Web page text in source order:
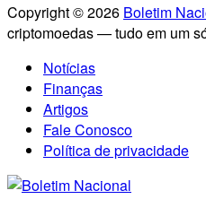
Copyright © 2026 Boletim
criptomoedas — tudo em um
Notícias
Finanças
Artigos
Fale Conosco
Política de privacidade